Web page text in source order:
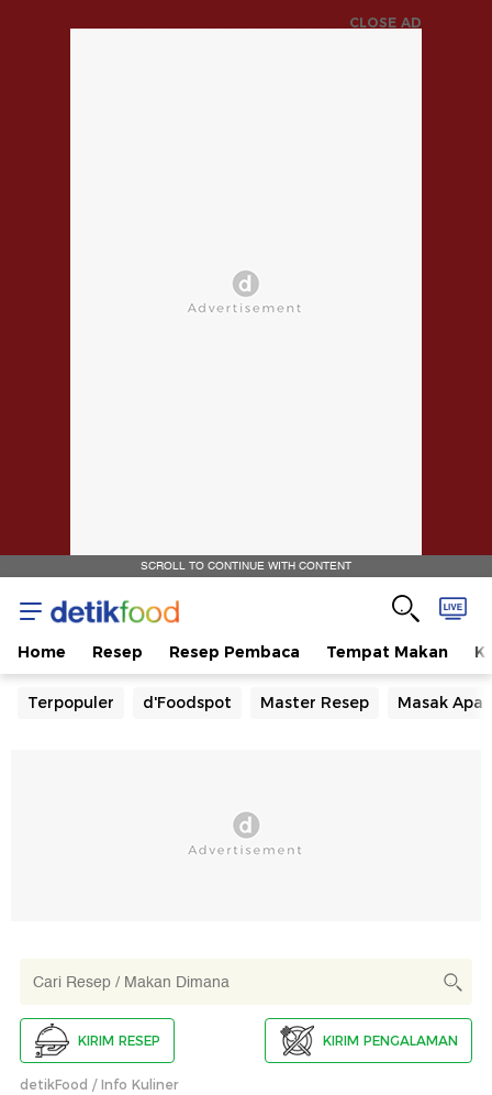
CLOSE AD
SCROLL TO CONTINUE WITH CONTENT
Home Resep Resep Pembaca Tempat Makan
Terpopuler d'Foodspot Master Resep Masak Apa
KIRIM RESEP KIRIM PENGALAMAN
detikFood Info Kuliner